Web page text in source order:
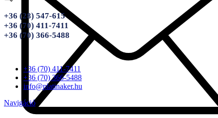
+36 (28) 547-615
+36 (70) 411-7411
+36 (70) 366-5488
+36 (70) 411-7411
+36 (70) 366-5488
info@platinaker.hu
Navigáció